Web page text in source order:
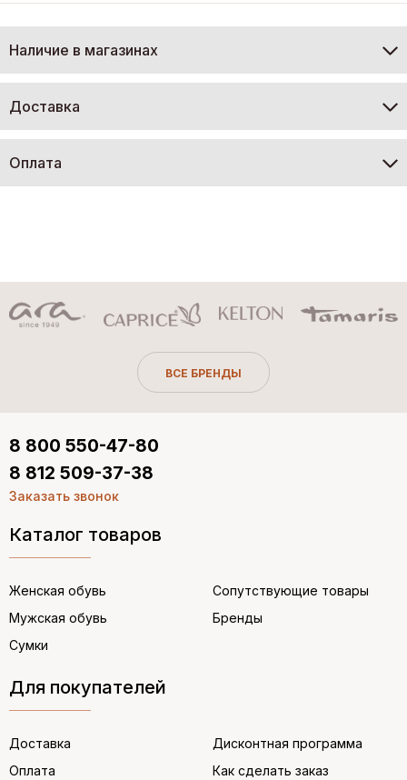
Наличие в магазинах
Доставка
Оплата
ВСЕ БРЕНДЫ
Каталог товаров
Женская обувь
Мужская обувь
Сумки
Сопутствующие товары
Бренды
Для покупателей
Доставка
Оплата
Дисконтная программа
Как сделать заказ
8 800 550-47-80
8 812 509-37-38
Заказать звонок